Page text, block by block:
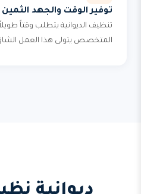
توفير الوقت والجهد الثمين
تنظيف الديوانية يتطلب وقتاً
المتخصص يتولى هذا العمل